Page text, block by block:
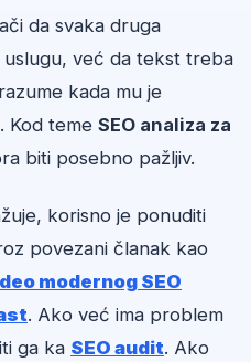
da svaka druga
već da tekst treba
kada mu je
Kod teme SEO analiza za
biti posebno pažljiv.
korisno je ponuditi
povezani članak kao
modernog SEO
. Ako već ima problem
ga ka SEO audit. Ako